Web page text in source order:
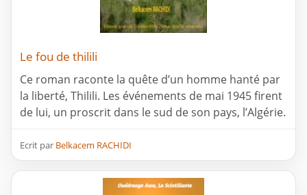
Le fou de thilili
Ce roman raconte la quête d’un homme hanté par
la liberté, Thilili. Les événements de mai 1945 firent
de lui, un proscrit dans le sud de son pays, l’Algérie.
Ecrit par Belkacem RACHIDI